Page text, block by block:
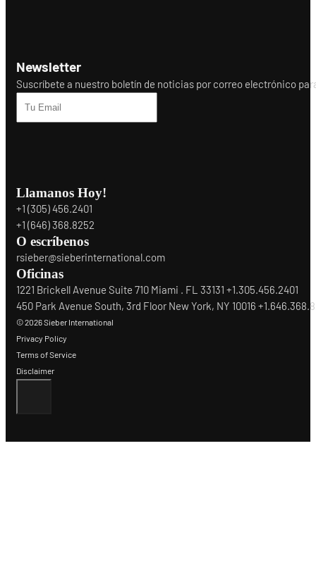
Newsletter
Suscríbete a nuestro boletín de noticias por correo electrónico
Llamanos Hoy!
+1 (305) 456.2401
+1 (646) 368.8252
O escríbenos
rsieber@sieberinternational.com
Oficinas
1221 Brickell Avenue Suite 710 Miami . FL 33131 +1.305.456.2401
450 Park Avenue South, 3rd Floor New York, NY 10016
© 2026 Sieber International
Privacy Policy
Terms of Service
Disclaimer